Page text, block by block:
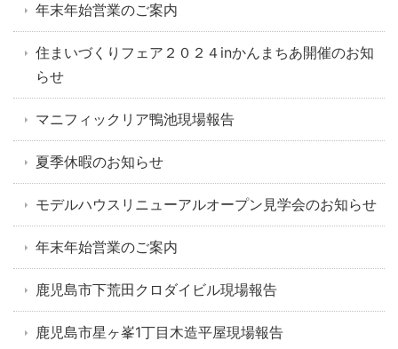
年末年始営業のご案内
住まいづくりフェア２０２４inかんまちあ開催のお知
らせ
マニフィックリア鴨池現場報告
夏季休暇のお知らせ
モデルハウスリニューアルオープン見学会のお知らせ
年末年始営業のご案内
鹿児島市下荒田クロダイビル現場報告
鹿児島市星ヶ峯1丁目木造平屋現場報告